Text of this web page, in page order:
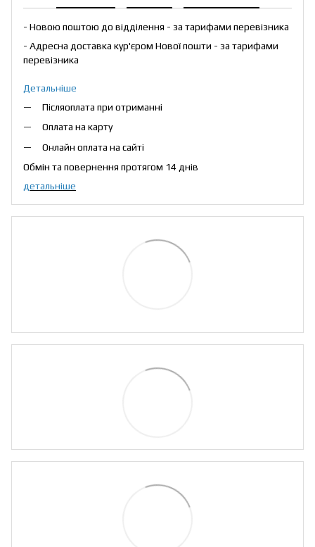
- Новою поштою до відділення - за тарифами перевізника
- Адресна доставка кур'єром Нової пошти - за тарифами
перевізника
Детальніше
Післяоплата при отриманні
Оплата на карту
Онлайн оплата на сайті
Обмін та повернення протягом 14 днів
детальніше